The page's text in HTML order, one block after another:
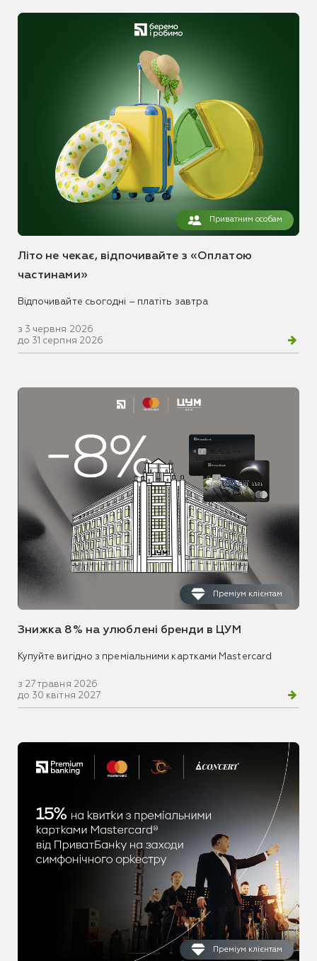
Приватним особам
Літо не чекає, відпочивайте з «Оплатою
частинами»
Відпочивайте сьогодні – платіть завтра
з 3 червня 2026
до 31 серпня 2026
Преміум клієнтам
Знижка 8% на улюблені бренди в ЦУМ
Купуйте вигідно з преміальними картками Mastercard
з 27 травня 2026
до 30 квітня 2027
Преміум клієнтам